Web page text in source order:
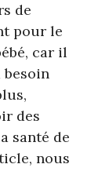
de
pour le
car il
des
santé de
nous